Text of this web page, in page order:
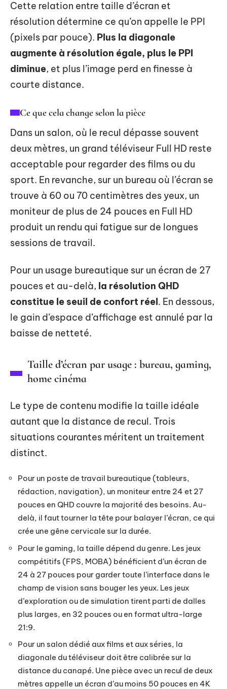
Cette relation entre taille d’écran et
résolution détermine ce qu’on appelle le PPI
(pixels par pouce). Plus la diagonale
augmente à résolution égale, plus le PPI
diminue, et plus l’image perd en finesse à
courte distance.
Ce que cela change selon la pièce
Dans un salon, où le recul dépasse souvent
deux mètres, un grand téléviseur Full HD reste
acceptable pour regarder des films ou du
sport. En revanche, sur un bureau où l’écran se
trouve à 60 ou 70 centimètres des yeux, un
moniteur de plus de 24 pouces en Full HD
produit un rendu qui fatigue sur de longues
sessions de travail.
Pour un usage bureautique sur un écran de 27
pouces et au-delà, la résolution QHD
constitue le seuil de confort réel. En dessous,
le gain d’espace d’affichage est annulé par la
baisse de netteté.
Taille d’écran par usage : bureau, gaming,
home cinéma
Le type de contenu modifie la taille idéale
autant que la distance de recul. Trois
situations courantes méritent un traitement
distinct.
Pour un poste de travail bureautique (tableurs,
rédaction, navigation), un moniteur entre 24 et 27
pouces en QHD couvre la majorité des besoins. Au-
delà, il faut tourner la tête pour balayer l’écran, ce qui
crée une gêne cervicale sur la durée.
Pour le gaming, la taille dépend du genre. Les jeux
compétitifs (FPS, MOBA) bénéficient d’un écran de
24 à 27 pouces pour garder toute l’interface dans le
champ de vision sans bouger les yeux. Les jeux
d’exploration ou de simulation tirent parti de dalles
plus larges, en 32 pouces ou en format ultra-large
21:9.
Pour un salon dédié aux films et aux séries, la
diagonale du téléviseur doit être calibrée sur la
distance du canapé. Une pièce avec un recul de deux
mètres appelle un écran d’au moins 50 pouces en 4K